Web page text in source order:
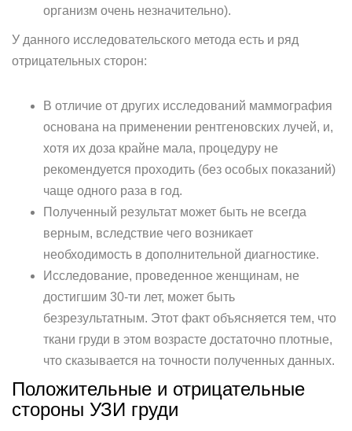
организм очень незначительно).
У данного исследовательского метода есть и ряд
отрицательных сторон:
В отличие от других исследований маммография
основана на применении рентгеновских лучей, и,
хотя их доза крайне мала, процедуру не
рекомендуется проходить (без особых показаний)
чаще одного раза в год.
Полученный результат может быть не всегда
верным, вследствие чего возникает
необходимость в дополнительной диагностике.
Исследование, проведенное женщинам, не
достигшим 30-ти лет, может быть
безрезультатным. Этот факт объясняется тем, что
ткани груди в этом возрасте достаточно плотные,
что сказывается на точности полученных данных.
Положительные и отрицательные
стороны УЗИ груди